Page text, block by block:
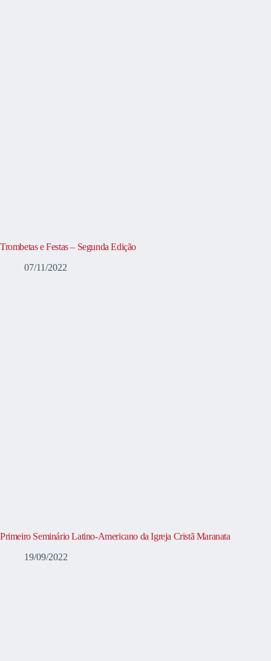
Trombetas e Festas – Segunda Edição
07/11/2022
Primeiro Seminário Latino-Americano da Igreja Cristã Maranata
19/09/2022